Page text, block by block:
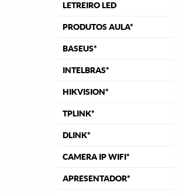
LETREIRO LED
PRODUTOS AULA*
BASEUS*
INTELBRAS*
HIKVISION*
TPLINK*
DLINK*
CAMERA IP WIFI*
APRESENTADOR*